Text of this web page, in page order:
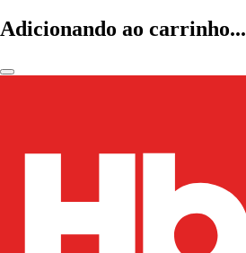
Adicionando ao carrinho...